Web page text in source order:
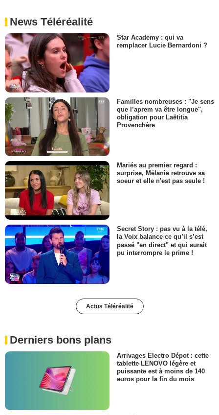
News Téléréalité
Star Academy : qui va
remplacer Lucie Bernardoni ?
Familles nombreuses : "Je sens
que l’aprem va être longue",
obligation pour Laëtitia
Provenchère
Mariés au premier regard :
surprise, Mélanie retrouve sa
soeur et elle n'est pas seule !
Secret Story : pas vu à la télé,
la Voix balance ce qu’il s’est
passé "en direct" et qui aurait
pu interrompre le prime !
Actus Téléréalité
Derniers bons plans
Arrivages Electro Dépot : cette
tablette LENOVO légère et
puissante est à moins de 140
euros pour la fin du mois